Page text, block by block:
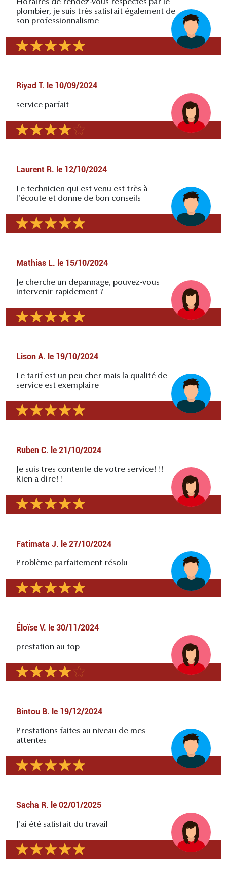
Horaires de rendez-vous respectés par le
plombier, je suis très satisfait également de
son professionnalisme
Riyad T. le 10/09/2024
service parfait
Laurent R. le 12/10/2024
Le technicien qui est venu est très à
l'écoute et donne de bon conseils
Mathias L. le 15/10/2024
Je cherche un depannage, pouvez-vous
intervenir rapidement ?
Lison A. le 19/10/2024
Le tarif est un peu cher mais la qualité de
service est exemplaire
Ruben C. le 21/10/2024
Je suis tres contente de votre service!!!
Rien a dire!!
Fatimata J. le 27/10/2024
Problème parfaitement résolu
Éloïse V. le 30/11/2024
prestation au top
Bintou B. le 19/12/2024
Prestations faites au niveau de mes
attentes
Sacha R. le 02/01/2025
J'ai été satisfait du travail